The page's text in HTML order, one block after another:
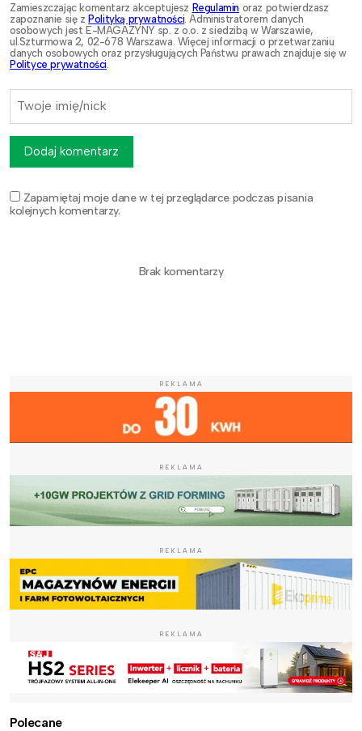
Zamieszczając komentarz akceptujesz Regulamin oraz potwierdzasz
zapoznanie się zPolityką prywatności . Administratorem danych
osobowych jest E-MAGAZYNY sp. z o.o. z siedzibą w Warszawie,
ul.Szturmowa 2, 02-678 Warszawa. Więcej informacji o przetwarzaniu
danych osobowych oraz przysługujących Państwu prawach znajduje się w
Polityce prywatności
Zapamiętaj moje dane w tej przeglądarce podczas pisania
kolejnych komentarzy.
Dodaj komentarz
Brak komentarzy
REKLAMA
REKLAMA
REKLAMA
REKLAMA
Polecane